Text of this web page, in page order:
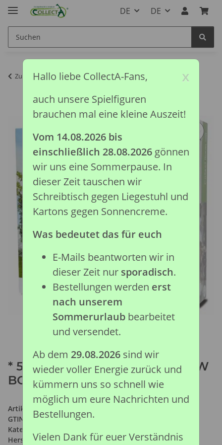
DE DE
Zurück zur Liste Auslaufmodelle
* 5 ST WILDLEBEN SET WINDOW
BOX
Artikelnummer:
GTIN:
4892900896748
Kategorie:
Hersteller: Collecta Global Limited
x
Hallo liebe CollectA-Fans,
auch unsere Spielfiguren
brauchen mal eine kleine Auszeit!
Vom 14.08.2026 bis
einschließlich 28.08.2026gönnen
wir uns eine Sommerpause. In
dieser Zeit tauschen wir
Schreibtisch gegen Liegestuhl und
Kartons gegen Sonnencreme.
Was bedeutet das für euch
E-Mails beantworten wir in
dieser Zeit nur sporadisch.
Bestellungen werden erst
nach unserem
Sommerurlaubbearbeitet
und versendet.
Ab dem 29.08.2026sind wir
wieder voller Energie zurück und
kümmern uns so schnell wie
möglich um eure Nachrichten und
Bestellungen.
Vielen Dank für euer Verständnis